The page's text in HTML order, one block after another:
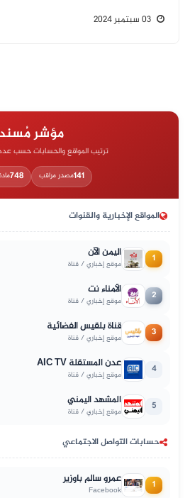
مؤشر مُسند
ترتيب المواقع والحسابات حسب عدد
141مصدر مراقب 748
المواقع الإخبارية والقنوات
1 اليمن الآن
موقع إخباري / قناة
2 الأمناء نت
موقع إخباري / قناة
3 قناة بلقيس الفضائية
موقع إخباري / قناة
4 عدن المستقلة AIC TV
موقع إخباري / قناة
5 المشهد اليمني
موقع إخباري / قناة
حسابات التواصل الاجتماعي
1 عمرو سالم باوزير
Facebook